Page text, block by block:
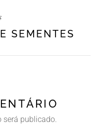
SEMENTES
será publicado.